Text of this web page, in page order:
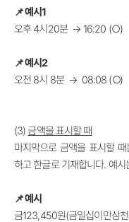
📌예시1
오후 4시20분 → 16:20 (○)
📌예시2
오전 8시 8분 → 08:08 (○)
(3) 금액을 표시할 때
마지막으로 금액을 표시할
하고 한글로 기재합니다. 예
📌예시
금123,450원(금일십이만삼